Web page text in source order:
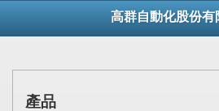
高群自動化股份有
產品